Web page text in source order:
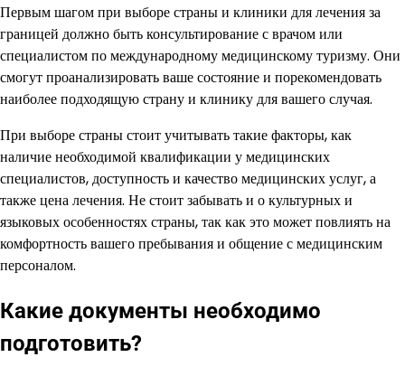
Первым шагом при выборе страны и клиники для лечения за
границей должно быть консультирование с врачом или
специалистом по международному медицинскому туризму. Они
смогут проанализировать ваше состояние и порекомендовать
наиболее подходящую страну и клинику для вашего случая.
При выборе страны стоит учитывать такие факторы, как
наличие необходимой квалификации у медицинских
специалистов, доступность и качество медицинских услуг, а
также цена лечения. Не стоит забывать и о культурных и
языковых особенностях страны, так как это может повлиять на
комфортность вашего пребывания и общение с медицинским
персоналом.
Какие документы необходимо
подготовить?